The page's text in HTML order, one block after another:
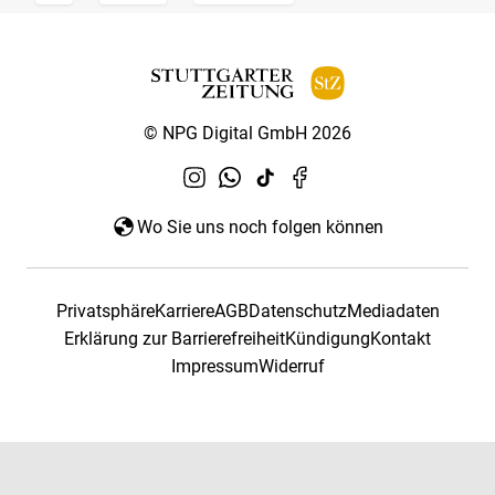
© NPG Digital GmbH 2026
Wo Sie uns noch folgen können
PrivatsphäreKarriereAGBDatenschutzMediadaten
Erklärung zur BarrierefreiheitKündigungKontakt
ImpressumWiderruf